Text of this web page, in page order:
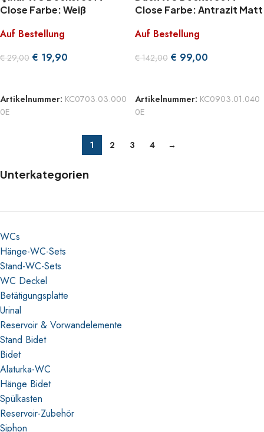
Unterkategorien
WCs
Hänge-WC-Sets
Stand-WC-Sets
WC Deckel
Betätigungsplatte
Urinal
Reservoir & Vorwandelemente
Stand Bidet
Bidet
Alaturka-WC
Hänge Bidet
Spülkasten
Reservoir-Zubehör
Siphon
Close Farbe: Weiß
Auf Bestellung
€29,00 € 19,90
Artikelnummer: KC0703.03.000
0E
Close Farbe: Antrazit Matt
Auf Bestellung
€142,00 € 99,00
Artikelnummer: KC0903.01.040
0E
1 2 3 4 →